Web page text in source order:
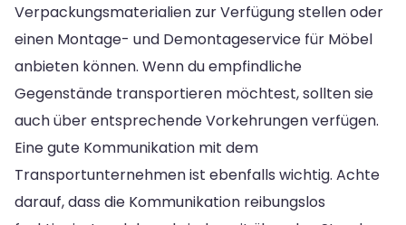
Verpackungsmaterialien zur Verfügung stellen oder
einen Montage- und Demontageservice für Möbel
anbieten können. Wenn du empfindliche
Gegenstände transportieren möchtest, sollten sie
auch über entsprechende Vorkehrungen verfügen.
Eine gute Kommunikation mit dem
Transportunternehmen ist ebenfalls wichtig. Achte
darauf, dass die Kommunikation reibungslos